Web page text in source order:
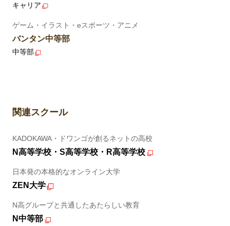
キャリア
ゲーム・イラスト・eスポーツ・アニメ
バンタン中等部
中等部
関連スクール
KADOKAWA・ドワンゴが創るネットの高校
N高等学校・S高等学校・R高等学校
日本発の本格的なオンライン大学
ZEN大学
N高グループと共通したあたらしい教育
N中等部